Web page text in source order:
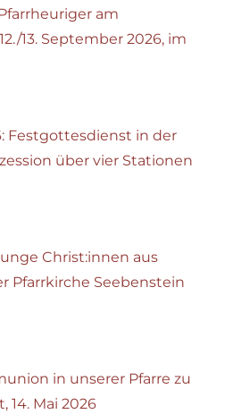
am
13. September 2026, im
Festgottesdienst in der
über vier Stationen
Christ:innen aus
Pfarrkirche Seebenstein
in unserer Pfarre zu
14. Mai 2026